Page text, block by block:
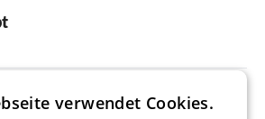
verwendet Cookies.